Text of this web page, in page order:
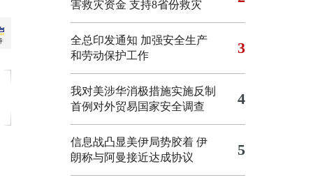
害救灾资金 支持8省份救灾
全总印发通知 加强安全生产
和劳动保护工作
3
我对美涉华消极措施实施反制
首例对外贸易国家安全调查
4
信息战凸显美伊局势胶着 伊
朗称与阿曼接近达成协议
5